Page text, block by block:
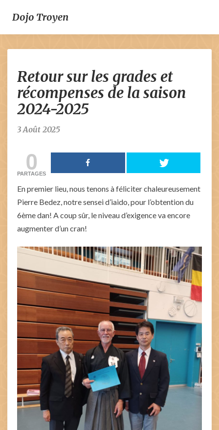
Dojo Troyen
sur
les
grades
2025
Retour sur les grades et
récompenses de la saison
2024-2025
3 Août 2025
0
PARTAGES
En premier lieu, nous tenons à féliciter chaleureusement
Pierre Bedez, notre sensei d’iaido, pour l’obtention du
6ème dan! A coup sûr, le niveau d’exigence va encore
augmenter d’un cran!